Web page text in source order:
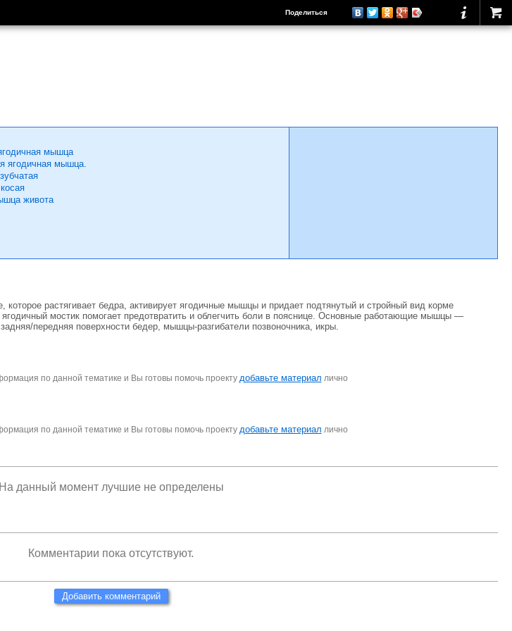
Поделиться
мышца
ягодичная мышца.
живота
растягивает бедра, активирует ягодичные мышцы и придает подтянутый и стройный вид корме
мостик помогает предотвратить и облегчить боли в пояснице. Основные работающие мышцы —
передняя поверхности бедер, мышцы-разгибатели позвоночника, икры.
по данной тематике и Вы готовы помочь проекту добавьте материал лично
по данной тематике и Вы готовы помочь проекту добавьте материал лично
На данный момент лучшие не определены
Комментарии пока отсутствуют.
Добавить комментарий